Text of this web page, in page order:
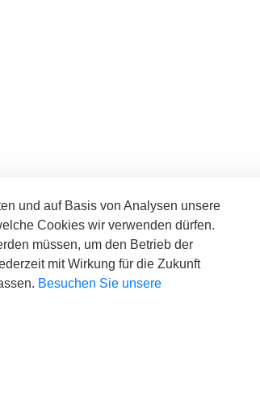
und auf Basis von Analysen unsere
Cookies wir verwenden dürfen.
müssen, um den Betrieb der
mit Wirkung für die Zukunft
Besuchen Sie unsere